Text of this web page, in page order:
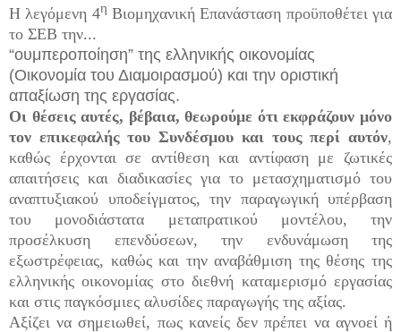
Η λεγόμενη 4η Βιομηχανική Επανάσταση προϋποθέτει για
το ΣΕΒ την...
“ουμπεροποίηση” της ελληνικής οικονομίας
(Οικονομία του Διαμοιρασμού) και την οριστική
απαξίωση της εργασίας.
Οι θέσεις αυτές, βέβαια, θεωρούμε ότι εκφράζουν μόνο
τον επικεφαλής του Συνδέσμου και τους περί αυτόν,
καθώς έρχονται σε αντίθεση και αντίφαση με ζωτικές
απαιτήσεις και διαδικασίες για το μετασχηματισμό του
αναπτυξιακού υποδείγματος, την παραγωγική υπέρβαση
του μονοδιάστατα μεταπρατικού μοντέλου, την
προσέλκυση επενδύσεων, την ενδυνάμωση της
εξωστρέφειας, καθώς και την αναβάθμιση της θέσης της
ελληνικής οικονομίας στο διεθνή καταμερισμό εργασίας
και στις παγκόσμιες αλυσίδες παραγωγής της αξίας.
Αξίζει να σημειωθεί, πως κανείς δεν πρέπει να αγνοεί ή